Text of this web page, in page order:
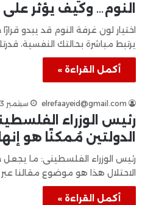
النوم… وكيف يؤثر
اختيار لون غرفة النوم قد يبدو
يرتبط مباشرة بحالتك النفسية،
أكمل القراءة »
elrefaayeid@gmail.com سبتمبر 13, 2024
رئيس الوزراء
الدولتين مُمكنًا هو
رئيس الوزراء الفلسطينى: ما يجعل
الاحتلال هذا هو موضوع مقالنا
أكمل القراءة »